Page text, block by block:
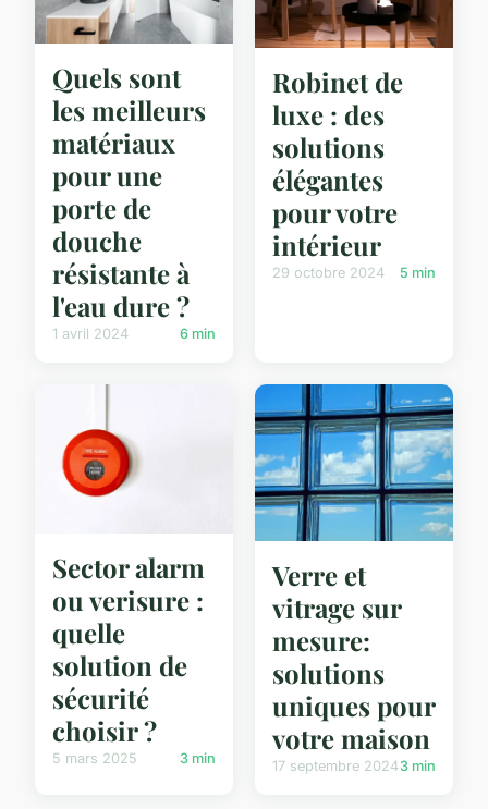
Quels sont
les meilleurs
matériaux
pour une
porte de
douche
résistante à
l'eau dure ?
1 avril 2024 6 min
Robinet de
luxe : des
solutions
élégantes
pour votre
intérieur
29 octobre 2024 5 min
Sector alarm
ou verisure :
quelle
solution de
sécurité
choisir ?
5 mars 2025 3 min
Verre et
vitrage sur
mesure:
solutions
uniques pour
votre maison
17 septembre 20243 min